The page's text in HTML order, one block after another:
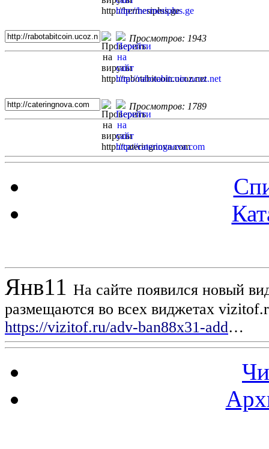
Просмотров: 1943
Просмотров: 1789
Янв11 На сайте появился новый
размещаются во всех виджетах
https://vizitof.ru/adv-ban88x31-add…